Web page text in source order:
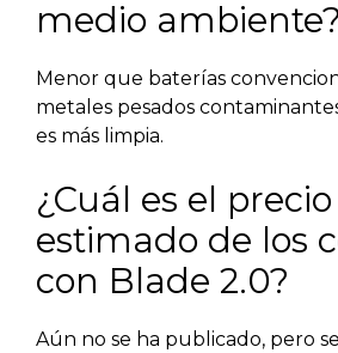
medio ambiente?
Menor que baterías
metales pesados
es más limpia.
¿Cuál es el precio
estimado de los
con Blade 2.0?
Aún no se ha publicado, pero